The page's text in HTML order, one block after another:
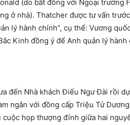
(do bất đồng với Ngoại trưởng
ở nhà). Thatcher được tư vấn
lý hành chính”, cụ thể: Vương
Kinh đồng ý để Anh quản lý
đến Nhà khách Điếu Ngư Đài rồi
ngắn với đồng cấp Triệu Tử
cuộc họp thượng đỉnh giữa hai